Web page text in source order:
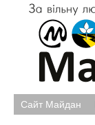
Сайт Майдан